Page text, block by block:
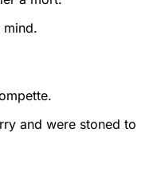
and were stoned to